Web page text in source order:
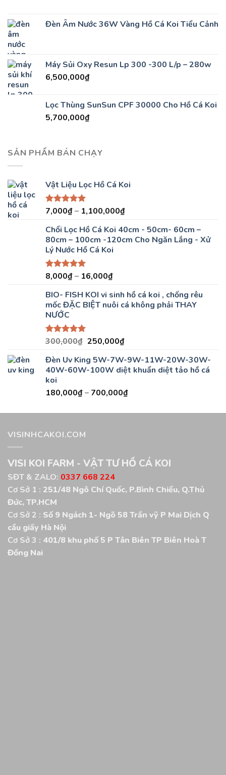
Đèn Âm Nước 36W Vàng Hồ Cá Koi Tiểu Cảnh
Máy Sủi Oxy Resun Lp 300 -300 L/p – 280w
6,500,000₫
Lọc Thùng SunSun CPF 30000 Cho Hồ Cá Koi
5,700,000₫
SẢN PHẨM BÁN CHẠY
Vật Liệu Lọc Hồ Cá Koi
Được xếp
5 sao
7,000₫– 1,100,000₫
Chổi Lọc Hồ Cá Koi 40cm - 50cm- 60cm –
80cm – 100cm -120cm Cho Ngăn Lắng - Xử
Lý Nước Hồ Cá Koi
Được xếp
5 sao
8,000₫– 16,000₫
BIO- FISH KOI vi sinh hồ cá koi , chống rêu
mốc ĐẶC BIỆT nuôi cá không phải THAY
NƯỚC
Được xếp
5 sao
300,000₫ Giá
là:
300,000₫.
250,000₫Giá
tại
là:
Đèn Uv King 5W-7W-9W-11W-20W-30W-
40W-60W-100W diệt khuẩn diệt tảo hồ cá
koi
180,000₫– 700,000₫
VISINHCAKOI.COM
VISI KOI FARM - VẬT TƯ HỒ CÁ KOI
SĐT & ZALO: 0337 668 224
Cơ Sở 1 : 251/48 Ngô Chí Quốc, P.Bình Chiểu, Q.Thủ
Đức, TP.HCM
Cơ Sở 2 : Số 9 Ngách 1- Ngõ 58 Trần vỹ P Mai Dịch Q
cầu giấy Hà Nội
Cơ Sở 3 : 401/8 khu phố 5 P Tân Biên TP Biên Hoà T
Đồng Nai